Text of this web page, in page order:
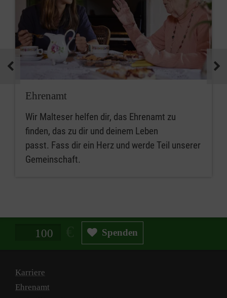
Ehrenamt
Wir Malteser helfen dir, das Ehrenamt zu
finden, das zu dir und deinem Leben
passt. Fass dir ein Herz und werde Teil unserer
Gemeinschaft.
Spendenbetrag in Euro Spenden
Karriere
Ehrenamt